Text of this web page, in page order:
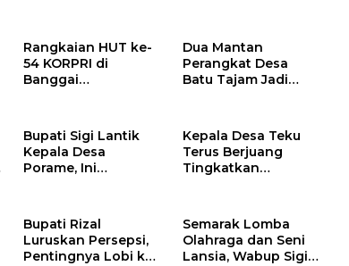
Rangkaian HUT ke-
54 KORPRI di
Banggai
Penyerahan SK P3K
hingga Ramah
Tamah
Dua Mantan
Perangkat Desa
Batu Tajam Jadi
Juta
Bupati Sigi Lantik
Kepala Desa
Porame, Ini
Kepala Desa Teku
Terus Berjuang
Tingkatkan
Bupati Rizal
Luruskan Persepsi,
Pentingnya Lobi ke
Semarak Lomba
Olahraga dan Seni
Lansia, Wabup Sigi